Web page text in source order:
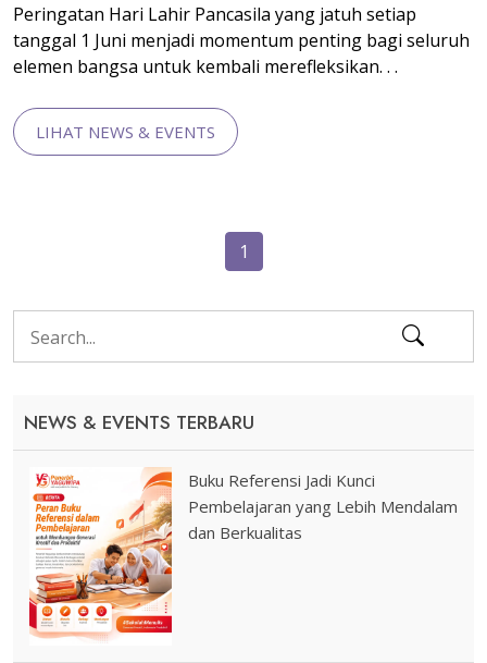
Peringatan Hari Lahir Pancasila yang jatuh setiap
tanggal 1 Juni menjadi momentum penting bagi seluruh
elemen bangsa untuk kembali merefleksikan. . .
LIHAT NEWS & EVENTS
1
NEWS & EVENTS TERBARU
Buku Referensi Jadi Kunci
Pembelajaran yang Lebih Mendalam
dan Berkualitas